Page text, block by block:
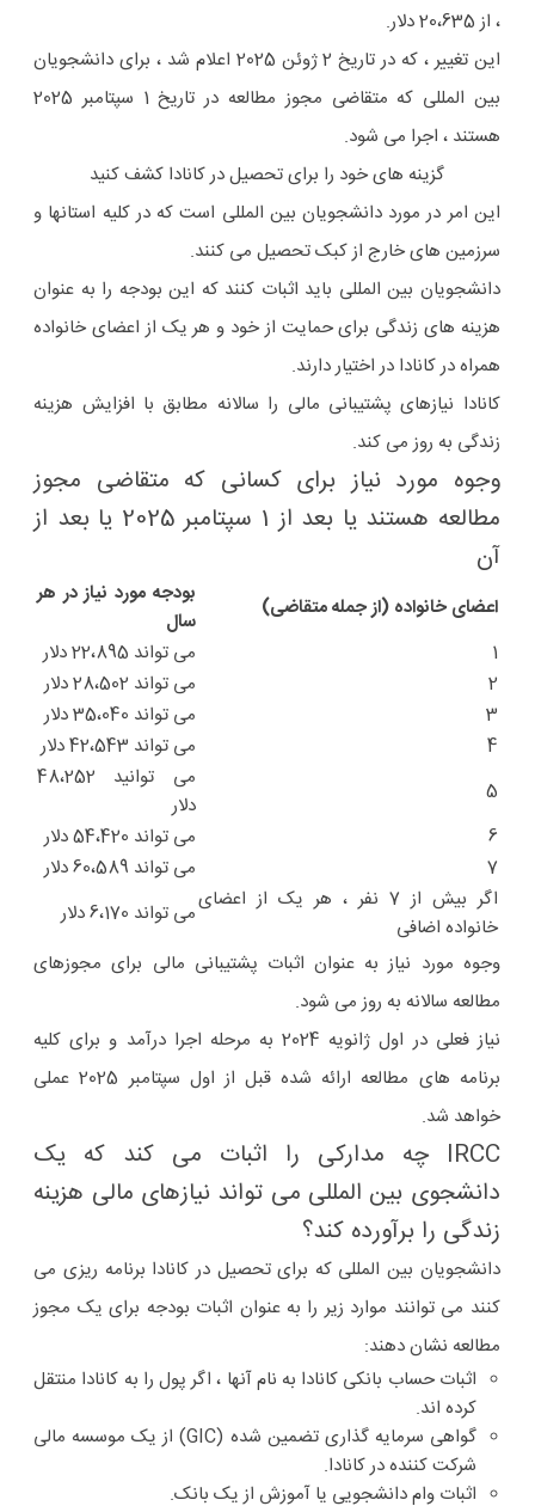
، از 20،635 دلار.
این تغییر ، که در تاریخ 2 ژوئن 2025 اعلام شد ، برای دانشجویان
بین المللی که متقاضی مجوز مطالعه در تاریخ 1 سپتامبر 2025
هستند ، اجرا می شود.
گزینه های خود را برای تحصیل در کانادا کشف کنید
این امر در مورد دانشجویان بین المللی است که در کلیه استانها و
سرزمین های خارج از کبک تحصیل می کنند.
دانشجویان بین المللی باید اثبات کنند که این بودجه را به عنوان
هزینه های زندگی برای حمایت از خود و هر یک از اعضای خانواده
همراه در کانادا در اختیار دارند.
کانادا نیازهای پشتیبانی مالی را سالانه مطابق با افزایش هزینه
زندگی به روز می کند.
وجوه مورد نیاز برای کسانی که متقاضی مجوز
مطالعه هستند یا بعد از 1 سپتامبر 2025 یا بعد از
آن
اعضای خانواده (از جمله متقاضی)
بودجه مورد نیاز در هر
سال
1
می تواند 22،895 دلار
2
می تواند 28،502 دلار
3
می تواند 35،040 دلار
4
می تواند 42،543 دلار
5
می توانید 48،252
دلار
6
می تواند 54،420 دلار
7
می تواند 60،589 دلار
اگر بیش از 7 نفر ، هر یک از اعضای
خانواده اضافی
می تواند 6،170 دلار
وجوه مورد نیاز به عنوان اثبات پشتیبانی مالی برای مجوزهای
مطالعه سالانه به روز می شود.
نیاز فعلی در اول ژانویه 2024 به مرحله اجرا درآمد و برای کلیه
برنامه های مطالعه ارائه شده قبل از اول سپتامبر 2025 عملی
خواهد شد.
IRCC چه مدارکی را اثبات می کند که یک
دانشجوی بین المللی می تواند نیازهای مالی هزینه
زندگی را برآورده کند؟
دانشجویان بین المللی که برای تحصیل در کانادا برنامه ریزی می
کنند می توانند موارد زیر را به عنوان اثبات بودجه برای یک مجوز
مطالعه نشان دهند:
اثبات حساب بانکی کانادا به نام آنها ، اگر پول را به کانادا منتقل
کرده اند.
گواهی سرمایه گذاری تضمین شده (GIC) از یک موسسه مالی
شرکت کننده در کانادا.
اثبات وام دانشجویی یا آموزش از یک بانک.